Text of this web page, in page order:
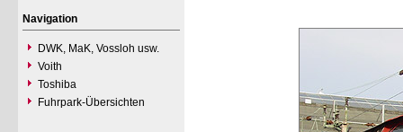
Navigation
DWK, MaK, Vossloh usw.
Voith
Toshiba
Fuhrpark-Übersichten